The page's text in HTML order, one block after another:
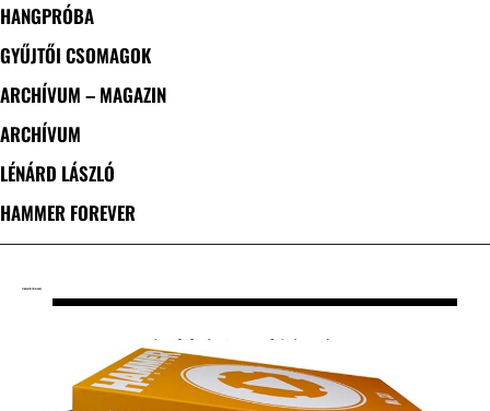
HANGPRÓBA
GYŰJTŐI CSOMAGOK
ARCHÍVUM – MAGAZIN
ARCHÍVUM
LÉNÁRD LÁSZLÓ
HAMMER FOREVER